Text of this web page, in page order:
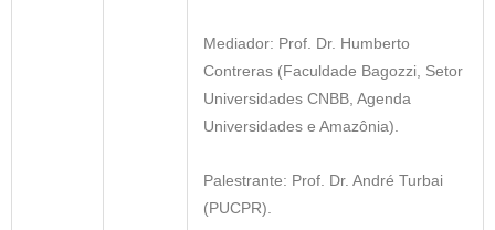
Mediador: Prof. Dr. Humberto
Contreras (Faculdade Bagozzi, Setor
Universidades CNBB, Agenda
Universidades e Amazônia).
Palestrante: Prof. Dr. André Turbai
(PUCPR).